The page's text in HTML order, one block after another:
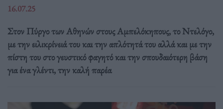
16.07.25
Στον Πύργο των Αθηνών στους Αμπελόκηπους, το Ντελόγο,
με την ειλικρίνειά του και την απλότητά του αλλά και με την
πίστη του στο γευστικό φαγητό και την σπουδαιότερη βάση
για ένα γλέντι, την καλή παρέα